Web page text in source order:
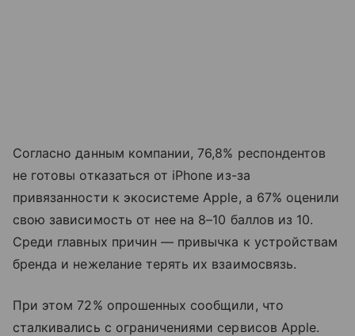
Согласно данным компании, 76,8% респондентов
не готовы отказаться от iPhone из-за
привязанности к экосистеме Apple, а 67% оценили
свою зависимость от нее на 8–10 баллов из 10.
Среди главных причин — привычка к устройствам
бренда и нежелание терять их взаимосвязь.
При этом 72% опрошенных сообщили, что
сталкивались с ограничениями сервисов Apple.